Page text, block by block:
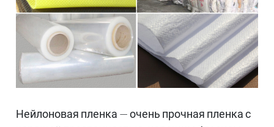
简体中文 English (US)
русский язык Español
Нейлоновая пленка — очень прочная пленка с